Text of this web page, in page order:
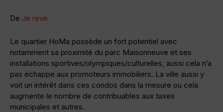
De Je reve
Le quartier HoMa possède un fort potentiel avec
notamment sa proximité du parc Maisonneuve et ses
installations sportives/olympiques/culturelles, aussi cela n’a
pas échappe aux promoteurs immobiliers. La ville aussi y
voit un intérêt dans ces condos dans la mesure ou cela
augmente le nombre de contribuables aux taxes
municipales et autres.